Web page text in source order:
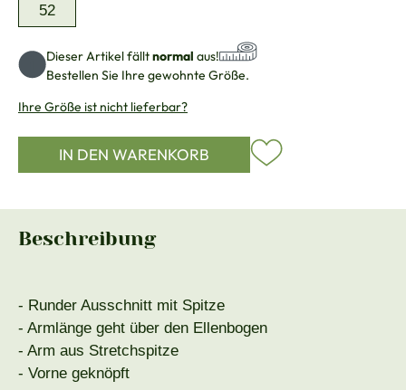
52
Dieser Artikel fälltnormal aus!
Bestellen Sie Ihre gewohnte Größe.
Ihre Größe ist nicht lieferbar?
IN DEN WARENKORB
Beschreibung
- Runder Ausschnitt mit Spitze
- Armlänge geht über den Ellenbogen
- Arm aus Stretchspitze
- Vorne geknöpft